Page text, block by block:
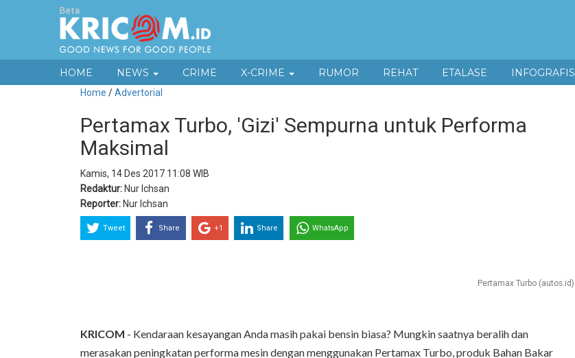
HOME NEWS CRIME X-CRIME RUMOR REHAT ETALASE INFOGRAFIS
Home /Advertorial
Pertamax Turbo, 'Gizi' Sempurna untuk Performa
Maksimal
Kamis, 14 Des 2017 11:08 WIB
Redaktur: Nur Ichsan
Reporter: Nur Ichsan
Tweet Share +1 Share WhatsApp
Pertamax Turbo (autos.id)
KRICOM - Kendaraan kesayangan Anda masih pakai bensin biasa? Mungkin saatnya beralih dan
merasakan peningkatan performa mesin dengan menggunakan Pertamax Turbo, produk Bahan Bakar